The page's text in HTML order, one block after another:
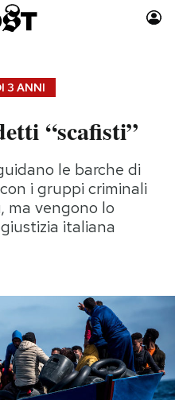
Moda
Consumismi
Storie/Idee
Ok Boomer!
Altrecose
Mondiali calcio 2026
3 ANNI
“scafisti”
le barche di
i gruppi criminali
ma vengono lo
italiana